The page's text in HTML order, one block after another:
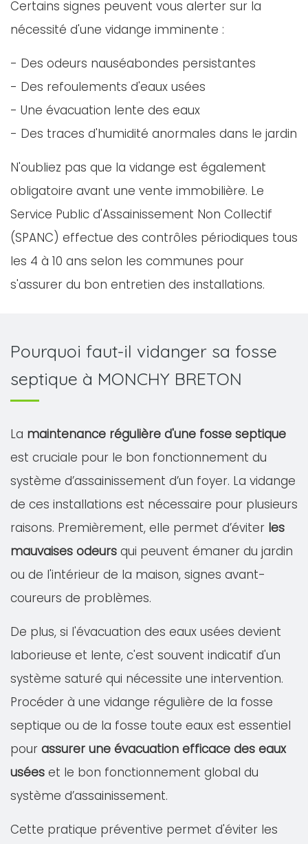
Certains signes peuvent vous alerter sur la
nécessité d'une vidange imminente :
- Des odeurs nauséabondes persistantes
- Des refoulements d'eaux usées
- Une évacuation lente des eaux
- Des traces d'humidité anormales dans le jardin
N'oubliez pas que la vidange est également
obligatoire avant une vente immobilière. Le
Service Public d'Assainissement Non Collectif
(SPANC) effectue des contrôles périodiques tous
les 4 à 10 ans selon les communes pour
s'assurer du bon entretien des installations.
Pourquoi faut-il vidanger sa fosse
septique à MONCHY BRETON
La maintenance régulière d'une fosse septique
est cruciale pour le bon fonctionnement du
système d’assainissement d’un foyer. La vidange
de ces installations est nécessaire pour plusieurs
raisons. Premièrement, elle permet d’éviter les
mauvaises odeurs qui peuvent émaner du jardin
ou de l'intérieur de la maison, signes avant-
coureurs de problèmes.
De plus, si l'évacuation des eaux usées devient
laborieuse et lente, c'est souvent indicatif d'un
système saturé qui nécessite une intervention.
Procéder à une vidange régulière de la fosse
septique ou de la fosse toute eaux est essentiel
pour assurer une évacuation efficace des eaux
usées et le bon fonctionnement global du
système d’assainissement.
Cette pratique préventive permet d'éviter les